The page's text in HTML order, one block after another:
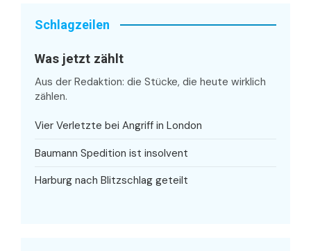
Schlagzeilen
Was jetzt zählt
Aus der Redaktion: die Stücke, die heute wirklich
zählen.
Vier Verletzte bei Angriff in London
Baumann Spedition ist insolvent
Harburg nach Blitzschlag geteilt